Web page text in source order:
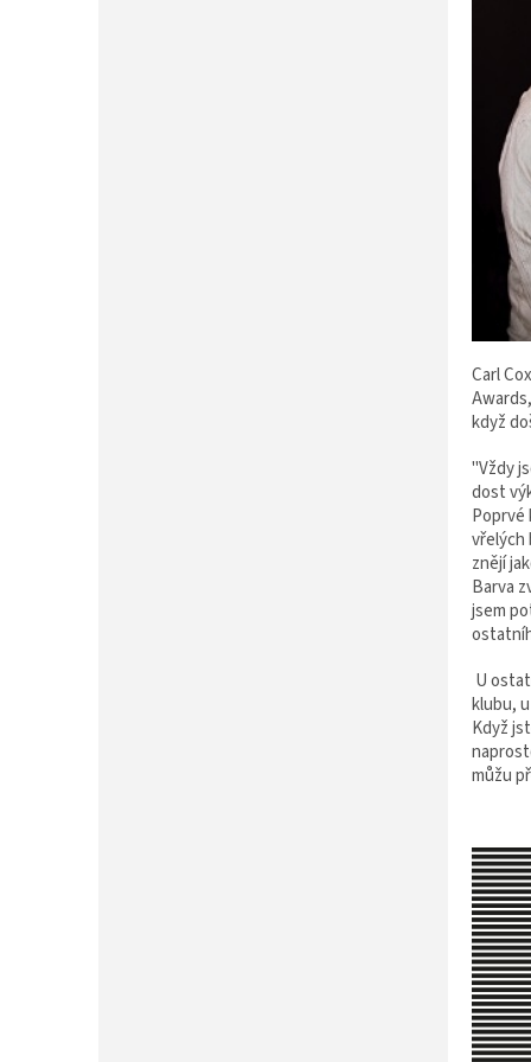
Carl
když
"Vždy
dost
Poprvé
vřelých
znějí
​Barva
jsem
U
klubu,
Když
můžu